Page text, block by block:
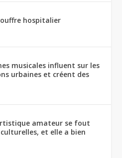
hospitalier
musicales influent sur les
urbaines et créent des
amateur se fout
et elle a bien